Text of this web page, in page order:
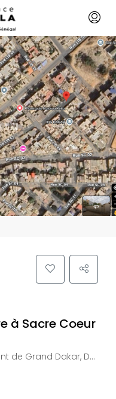
à Sacre Coeur
Région de Dakar, 99000, Sénégal